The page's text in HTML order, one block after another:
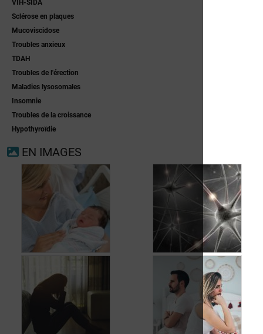
VIH-SIDA
Sclérose en plaques
Mucoviscidose
Troubles anxieux
TDAH
Troubles de l'érection
Maladies lysosomales
Insomnie
Troubles de la croissance
Hypothyroïdie
EN IMAGES
Focus sur la
dépression du post-
partum
Quels sont les
mécanismes de la
dépression?